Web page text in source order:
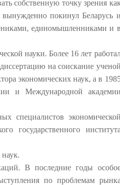
собственную точку зрения как
покинул Беларусь и
единомышленниками и в
науки. Более 16 лет
на соискание ученой
экономических наук, а в
и Международной академии
специалистов экономической
государственного института
В последние годы
по проблемам рынка